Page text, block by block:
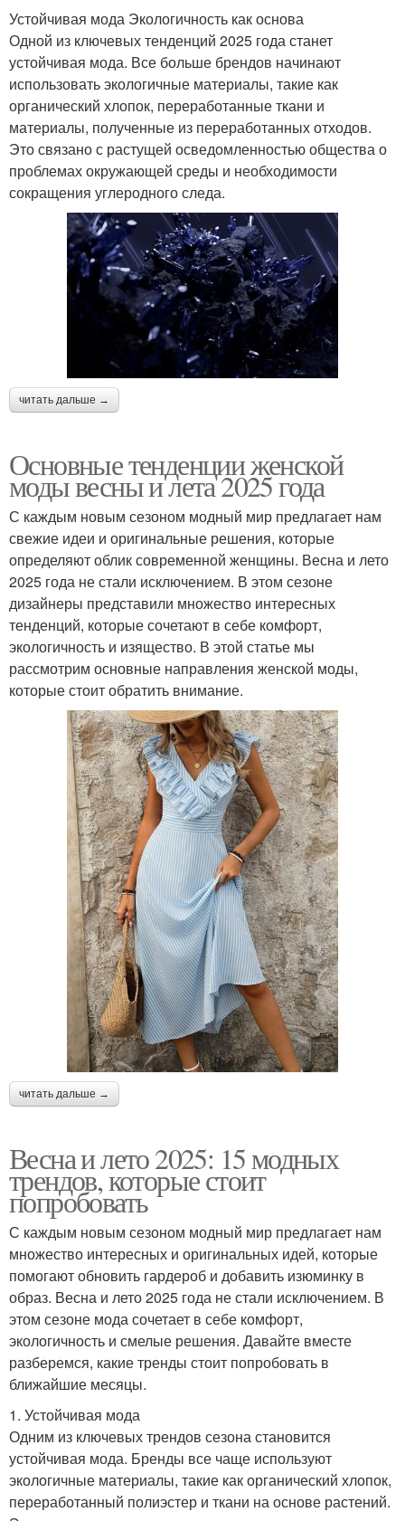
Устойчивая мода Экологичность как основа
Одной из ключевых тенденций 2025 года станет
устойчивая мода. Все больше брендов начинают
использовать экологичные материалы, такие как
органический хлопок, переработанные ткани и
материалы, полученные из переработанных отходов.
Это связано с растущей осведомленностью общества о
проблемах окружающей среды и необходимости
сокращения углеродного следа.
читать дальше →
Основные тенденции женской
моды весны и лета 2025 года
С каждым новым сезоном модный мир предлагает нам
свежие идеи и оригинальные решения, которые
определяют облик современной женщины. Весна и лето
2025 года не стали исключением. В этом сезоне
дизайнеры представили множество интересных
тенденций, которые сочетают в себе комфорт,
экологичность и изящество. В этой статье мы
рассмотрим основные направления женской моды,
которые стоит обратить внимание.
читать дальше →
Весна и лето 2025: 15 модных
трендов, которые стоит
попробовать
С каждым новым сезоном модный мир предлагает нам
множество интересных и оригинальных идей, которые
помогают обновить гардероб и добавить изюминку в
образ. Весна и лето 2025 года не стали исключением. В
этом сезоне мода сочетает в себе комфорт,
экологичность и смелые решения. Давайте вместе
разберемся, какие тренды стоит попробовать в
ближайшие месяцы.
1. Устойчивая мода
Одним из ключевых трендов сезона становится
устойчивая мода. Бренды все чаще используют
экологичные материалы, такие как органический хлопок,
переработанный полиэстер и ткани на основе растений.